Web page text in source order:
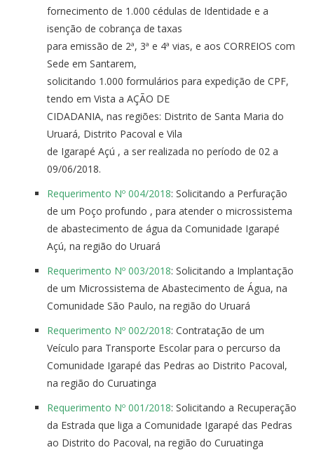
fornecimento de 1.000 cédulas de Identidade e a
isenção de cobrança de taxas
para emissão de 2ª, 3ª e 4ª vias, e aos CORREIOS com
Sede em Santarem,
solicitando 1.000 formulários para expedição de CPF,
tendo em Vista a AÇÃO DE
CIDADANIA, nas regiões: Distrito de Santa Maria do
Uruará, Distrito Pacoval e Vila
de Igarapé Açú , a ser realizada no período de 02 a
09/06/2018.
Requerimento Nº 004/2018: Solicitando a Perfuração
de um Poço profundo , para atender o microssistema
de abastecimento de água da Comunidade Igarapé
Açú, na região do Uruará
Requerimento Nº 003/2018: Solicitando a Implantação
de um Microssistema de Abastecimento de Água, na
Comunidade São Paulo, na região do Uruará
Requerimento Nº 002/2018: Contratação de um
Veículo para Transporte Escolar para o percurso da
Comunidade Igarapé das Pedras ao Distrito Pacoval,
na região do Curuatinga
Requerimento Nº 001/2018: Solicitando a Recuperação
da Estrada que liga a Comunidade Igarapé das Pedras
ao Distrito do Pacoval, na região do Curuatinga